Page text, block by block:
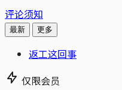
评论须知
最新 更多
返工这回事
仅限会员